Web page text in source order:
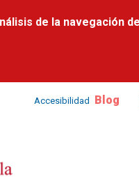
contenido
de la navegación
Accesibilidad Blog